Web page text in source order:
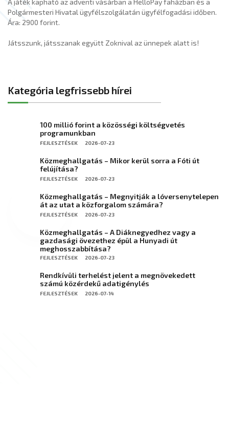
A játék kapható az adventi vásárban a HelloPay faházban és a
Polgármesteri Hivatal ügyfélszolgálatán ügyfélfogadási időben.
Ára: 2900 forint.
Játsszunk, játsszanak együtt Zoknival az ünnepek alatt is!
Kategória legfrissebb hírei
100 millió forint a közösségi költségvetés
programunkban
FEJLESZTÉSEK 2026-07-23
Közmeghallgatás – Mikor kerül sorra a Fóti út
felújítása?
FEJLESZTÉSEK 2026-07-23
Közmeghallgatás – Megnyitják a lóversenytelepen
át az utat a közforgalom számára?
FEJLESZTÉSEK 2026-07-23
Közmeghallgatás – A Diáknegyedhez vagy a
gazdasági övezethez épül a Hunyadi út
meghosszabbítása?
FEJLESZTÉSEK 2026-07-23
Rendkívüli terhelést jelent a megnövekedett
számú közérdekű adatigénylés
FEJLESZTÉSEK 2026-07-14